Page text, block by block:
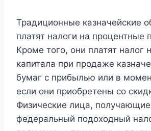
Традиционные казначейские
платят налоги на процентные
Кроме того, они платят налог
капитала при продаже
бумаг с прибылью или в
если они приобретены со
Физические лица, получающие
федеральный подоходный